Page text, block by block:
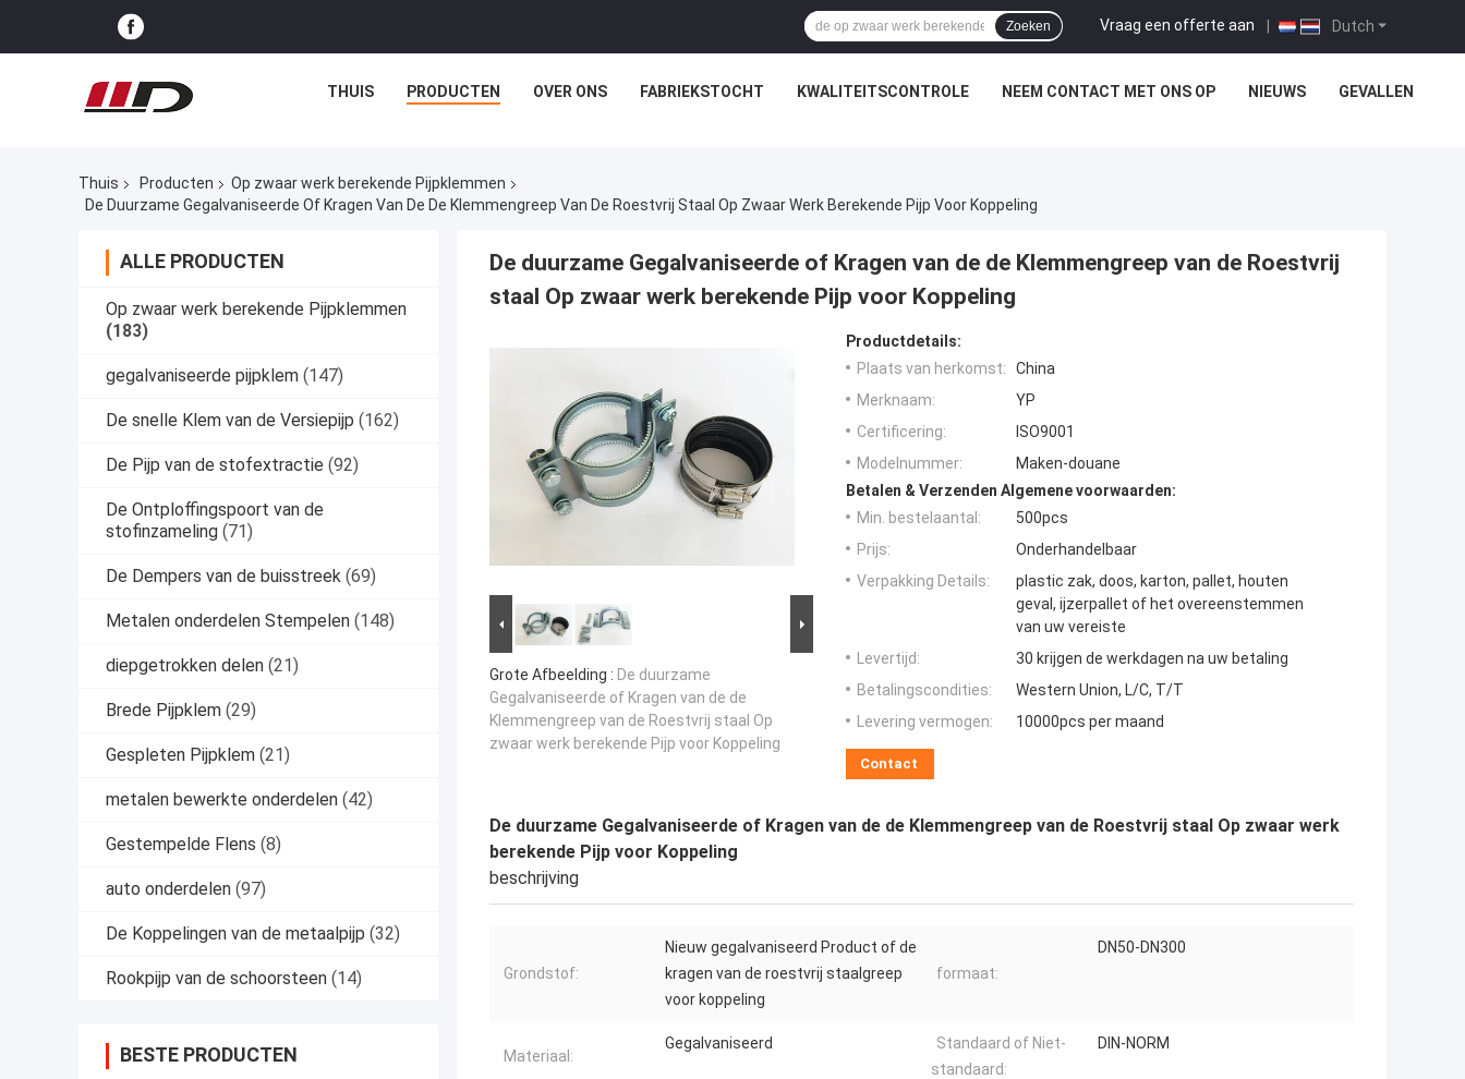
Dutch
Vraag een offerte aan |
Zoeken
THUIS PRODUCTEN OVER ONS FABRIEKSTOCHT KWALITEITSCONTROLE NEEM CONTACT MET ONS OP NIEUWS GEVALLEN
Thuis Producten
Op zwaar werk berekende Pijpklemmen
De Duurzame Gegalvaniseerde Of Kragen Van De De Klemmengreep Van De Roestvrij Staal Op Zwaar Werk Berekende Pijp Voor Koppeling
ALLE PRODUCTEN
Op zwaar werk berekende Pijpklemmen
(183)
gegalvaniseerde pijpklem (147)
De snelle Klem van de Versiepijp (162)
De Pijp van de stofextractie (92)
De Ontploffingspoort van de
stofinzameling (71)
De Dempers van de buisstreek (69)
Metalen onderdelen Stempelen (148)
diepgetrokken delen (21)
Brede Pijpklem (29)
Gespleten Pijpklem (21)
metalen bewerkte onderdelen (42)
Gestempelde Flens (8)
auto onderdelen (97)
De Koppelingen van de metaalpijp (32)
Rookpijp van de schoorsteen (14)
BESTE PRODUCTEN
De duurzame Gegalvaniseerde of Kragen van de de Klemmengreep van de Roestvrij
staal Op zwaar werk berekende Pijp voor Koppeling
Grote Afbeelding : De duurzame
Gegalvaniseerde of Kragen van de de
Klemmengreep van de Roestvrij staal Op
zwaar werk berekende Pijp voor Koppeling
Productdetails:
Plaats van herkomst:
China
Merknaam:
YP
Certificering:
ISO9001
Modelnummer:
Maken-douane
Betalen & Verzenden Algemene voorwaarden:
Min. bestelaantal:
500pcs
Prijs:
Onderhandelbaar
Verpakking Details:
plastic zak, doos, karton, pallet, houten
geval, ijzerpallet of het overeenstemmen
van uw vereiste
Levertijd:
30 krijgen de werkdagen na uw betaling
Betalingscondities:
Western Union, L/C, T/T
Levering vermogen:
10000pcs per maand
Contact
De duurzame Gegalvaniseerde of Kragen van de de Klemmengreep van de Roestvrij staal Op zwaar werk
berekende Pijp voor Koppeling
beschrijving
Grondstof:
Nieuw gegalvaniseerd Product of de
kragen van de roestvrij staalgreep
voor koppeling
formaat:
DN50-DN300
Materiaal:
Gegalvaniseerd
Standaard of Niet-
standaard:
DIN-NORM